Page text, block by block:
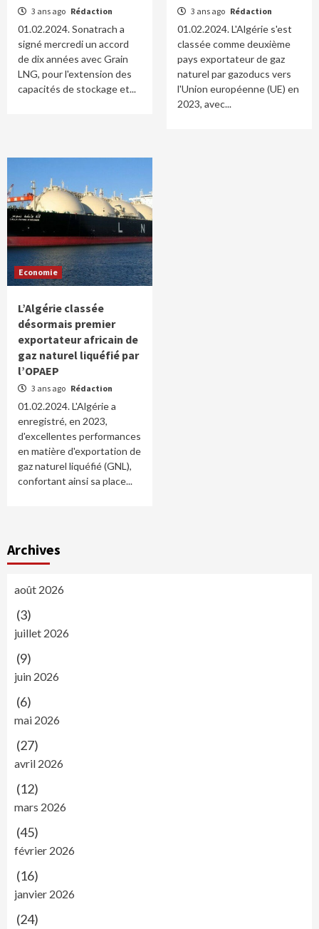
3 ans ago Rédaction
01.02.2024. Sonatrach a
signé mercredi un accord
de dix années avec Grain
LNG, pour l'extension des
capacités de stockage et...
3 ans ago Rédaction
01.02.2024. L'Algérie s'est
classée comme deuxième
pays exportateur de gaz
naturel par gazoducs vers
l'Union européenne (UE) en
2023, avec...
Economie
L’Algérie classée
désormais premier
exportateur africain de
gaz naturel liquéfié par
l’OPAEP
3 ans ago Rédaction
01.02.2024. L'Algérie a
enregistré, en 2023,
d'excellentes performances
en matière d'exportation de
gaz naturel liquéfié (GNL),
confortant ainsi sa place...
Archives
août 2026
(3)
juillet 2026
(9)
juin 2026
(6)
mai 2026
(27)
avril 2026
(12)
mars 2026
(45)
février 2026
(16)
janvier 2026
(24)